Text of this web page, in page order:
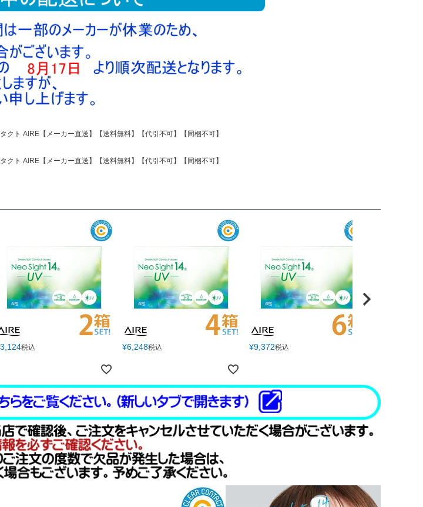
ト AIRE【メーカー直送】【送料無料】【代引不可】【同梱不可】
ト AIRE【メーカー直送】【送料無料】【代引不可】【同梱不可】
3,124税込 ¥6,248税込 ¥9,372税込